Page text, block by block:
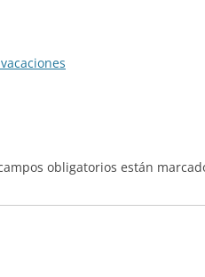
obligatorios están